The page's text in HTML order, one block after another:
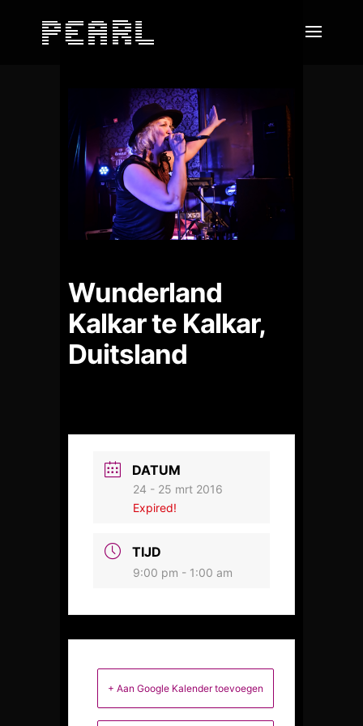
Wunderland
Kalkar te Kalkar,
Duitsland
DATUM
24 - 25 mrt 2016
Expired!
TIJD
9:00 pm - 1:00 am
+ Aan Google Kalender toevoegen